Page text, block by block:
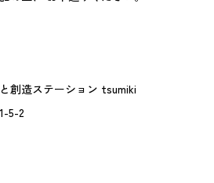
創造ステーション tsumiki
5-2